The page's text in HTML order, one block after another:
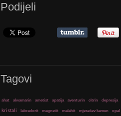
Podijeli
Tagovi
ahat akvamarin ametist apatija aventurin citrin depresija
kristali labradorit magnetit malahit mjesečev kamen opal